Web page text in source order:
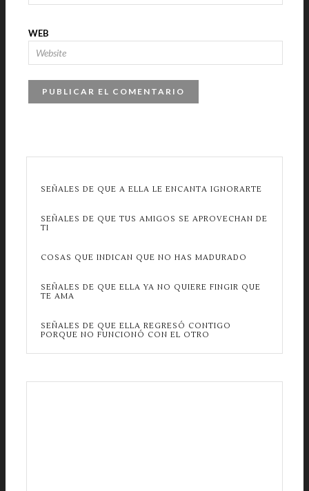
WEB
SEÑALES DE QUE A ELLA LE ENCANTA IGNORARTE
SEÑALES DE QUE TUS AMIGOS SE APROVECHAN DE
TI
COSAS QUE INDICAN QUE NO HAS MADURADO
SEÑALES DE QUE ELLA YA NO QUIERE FINGIR QUE
TE AMA
SEÑALES DE QUE ELLA REGRESÓ CONTIGO
PORQUE NO FUNCIONÓ CON EL OTRO